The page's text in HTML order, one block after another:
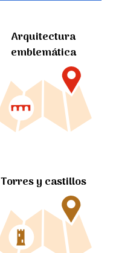
Arquitectura
emblemática
Torres y castillos